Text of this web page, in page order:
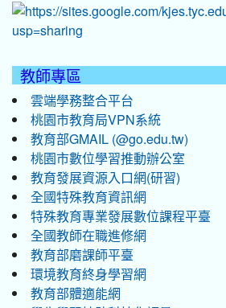
教師專區
雲端學務整合平台
桃園市教育局VPN系統
教育部GMAIL (@go.edu.tw)
桃園市數位學習推動辦公室
教育發展資源入口網(研習)
全國特殊教育資訊網
特殊教育專業發展數位課程平臺
全國教師在職進修網
教育部磨課師平臺
環境教育終身學習網
教育部體適能網